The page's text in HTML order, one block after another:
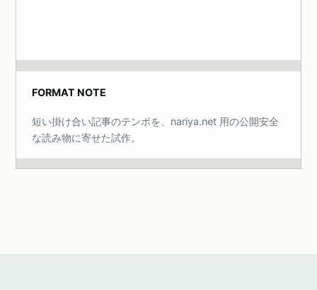
FORMAT NOTE
短い掛け合い記事のテンポを、nariya.net 用の公開安全
な読み物に寄せた試作。